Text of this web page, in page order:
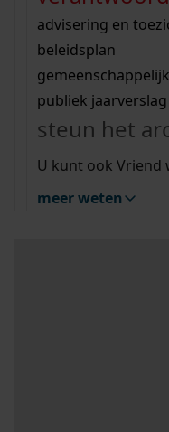
vergunningen
beeld en geluid
uitleg nodig?
Wij helpen u op
bekijk alle
Wij helpen u op
bekijk alle zoektips
bekijk ons
advisering en
beleidsplan
publiek jaarverslag
steun het
U kunt ook Vriend
meer weten
Mijn Studiezaal